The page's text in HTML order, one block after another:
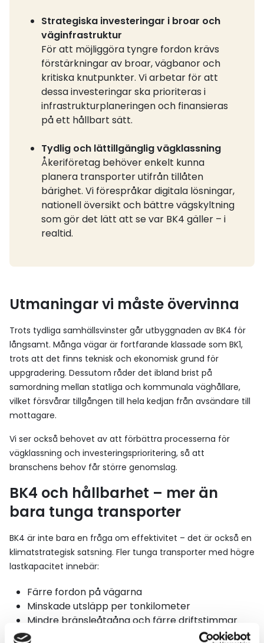
Strategiska investeringar i broar och
väginfrastruktur
För att möjliggöra tyngre fordon krävs
förstärkningar av broar, vägbanor och
kritiska knutpunkter. Vi arbetar för att
dessa investeringar ska prioriteras i
infrastrukturplaneringen och finansieras
på ett hållbart sätt.
Tydlig och lättillgänglig vägklassning
Åkeriföretag behöver enkelt kunna
planera transporter utifrån tillåten
bärighet. Vi förespråkar digitala lösningar,
nationell översikt och bättre vägskyltning
som gör det lätt att se var BK4 gäller – i
realtid.
Utmaningar vi måste övervinna
Trots tydliga samhällsvinster går utbyggnaden av BK4 för
långsamt. Många vägar är fortfarande klassade som BK1,
trots att det finns teknisk och ekonomisk grund för
uppgradering. Dessutom råder det ibland brist på
samordning mellan statliga och kommunala väghållare,
vilket försvårar tillgången till hela kedjan från avsändare till
mottagare.
Vi ser också behovet av att förbättra processerna för
vägklassning och investeringsprioritering, så att
branschens behov får större genomslag.
BK4 och hållbarhet – mer än
bara tunga transporter
BK4 är inte bara en fråga om effektivitet – det är också en
klimatstrategisk satsning. Fler tunga transporter med högre
lastkapacitet innebär:
Färre fordon på vägarna
Minskade utsläpp per tonkilometer
Mindre bränsleåtgång och färre driftstimmar
Förutsättningar för el- och biogasfordon med